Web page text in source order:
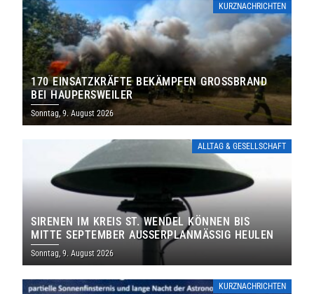
KURZNACHRICHTEN
170 EINSATZKRÄFTE BEKÄMPFEN GROSSBRAND B
EI HAUPERSWEILER
Sonntag, 9. August 2026
ALLTAG & GESELLSCHAFT
SIRENEN IM KREIS ST. WENDEL KÖNNEN BIS
MITTE SEPTEMBER AUSSERPLANMÄSSIG HEULEN
Sonntag, 9. August 2026
KURZNACHRICHTEN